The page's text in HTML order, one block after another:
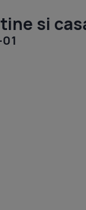
si